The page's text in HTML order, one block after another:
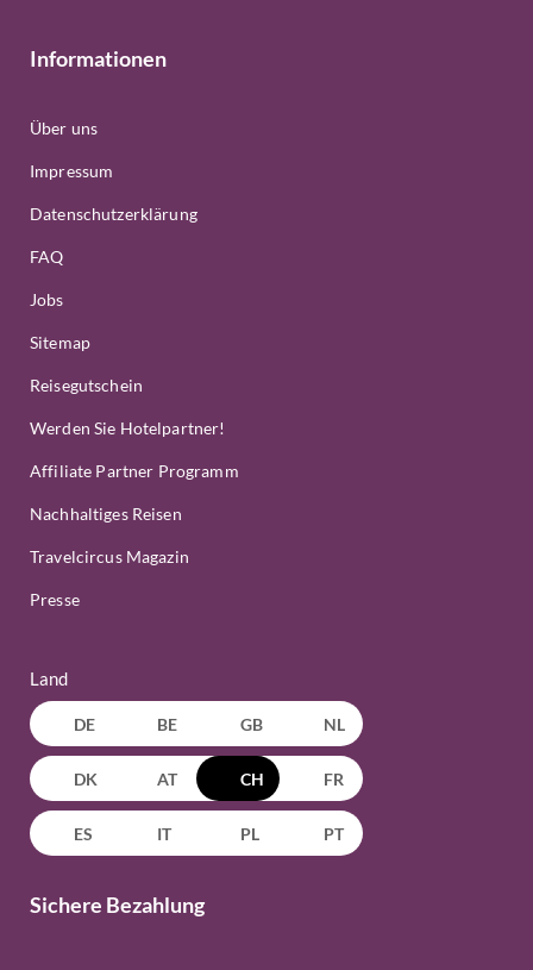
Informationen
Über uns
Impressum
Datenschutzerklärung
FAQ
Jobs
Sitemap
Reisegutschein
Werden Sie Hotelpartner!
Affiliate Partner Programm
Nachhaltiges Reisen
Travelcircus Magazin
Presse
Land
DE BE GB NL
DK AT CH FR
ES IT PL PT
Sichere Bezahlung